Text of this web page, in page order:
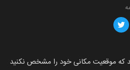
که موقعیت مکانی خود را مشخص نکنید